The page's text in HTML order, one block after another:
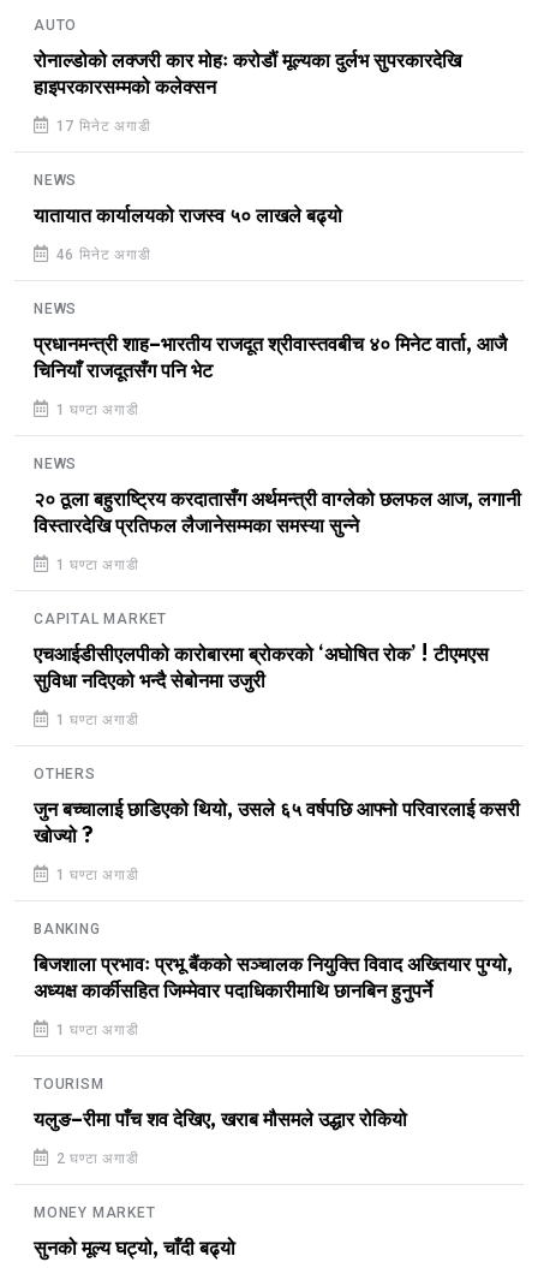
AUTO
रोनाल्डोको लक्जरी कार मोहः करोडौं मूल्यका दुर्लभ सुपरकारदेखि
हाइपरकारसम्मको कलेक्सन
17 मिनेट अगाडी
NEWS
यातायात कार्यालयको राजस्व ५० लाखले बढ्यो
46 मिनेट अगाडी
NEWS
प्रधानमन्त्री शाह–भारतीय राजदूत श्रीवास्तवबीच ४० मिनेट वार्ता, आजै
चिनियाँ राजदूतसँग पनि भेट
1 घण्टा अगाडी
NEWS
२० ठूला बहुराष्ट्रिय करदातासँग अर्थमन्त्री वाग्लेको छलफल आज, लगानी
विस्तारदेखि प्रतिफल लैजानेसम्मका समस्या सुन्ने
1 घण्टा अगाडी
CAPITAL MARKET
एचआईडीसीएलपीको कारोबारमा ब्रोकरको ‘अघोषित रोक’ ! टीएमएस
सुविधा नदिएको भन्दै सेबोनमा उजुरी
1 घण्टा अगाडी
OTHERS
जुन बच्चालाई छाडिएको थियो, उसले ६५ वर्षपछि आफ्नो परिवारलाई कसरी
खोज्यो ?
1 घण्टा अगाडी
BANKING
बिजशाला प्रभावः प्रभू बैंकको सञ्चालक नियुक्ति विवाद अख्तियार पुग्यो,
अध्यक्ष कार्कीसहित जिम्मेवार पदाधिकारीमाथि छानबिन हुनुपर्ने
1 घण्टा अगाडी
TOURISM
यलुङ–रीमा पाँच शव देखिए, खराब मौसमले उद्धार रोकियो
2 घण्टा अगाडी
MONEY MARKET
सुनको मूल्य घट्यो, चाँदी बढ्यो